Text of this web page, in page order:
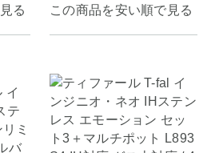
る この商品を安い順で見る